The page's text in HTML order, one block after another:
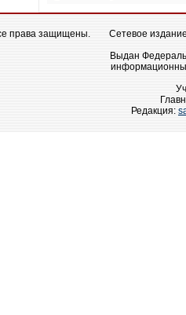
права защищены.
Сетевое
Выдан
Редакция: